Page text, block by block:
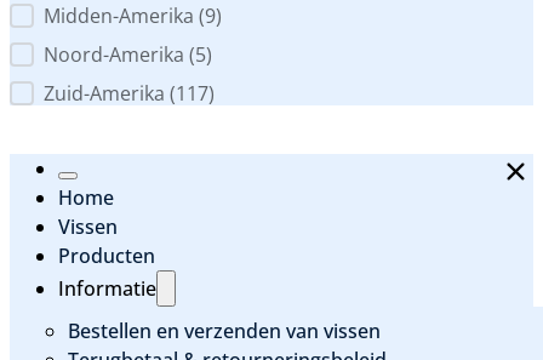
Midden-Amerika (9)
Noord-Amerika (5)
Zuid-Amerika (117)
Home
Vissen
Producten
Informatie
Bestellen en verzenden van vissen